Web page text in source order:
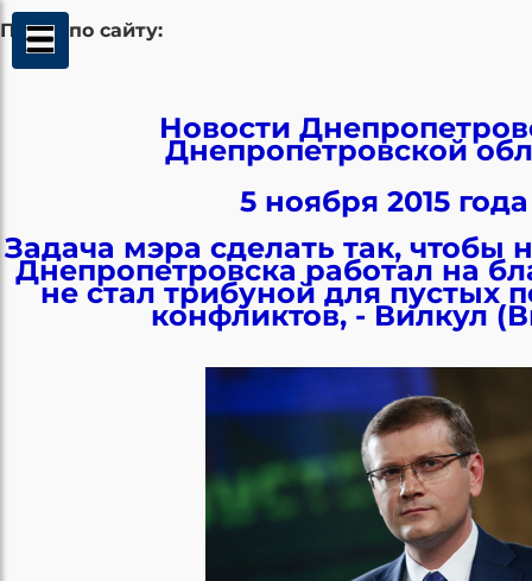
Поиск по сайту:
Новости
Днепропетровской
5 ноября 2015 года
Задача мэра сделать так, чтобы
Днепропетровска работал на
не стал трибуной для пустых
конфликтов, - Вилкул